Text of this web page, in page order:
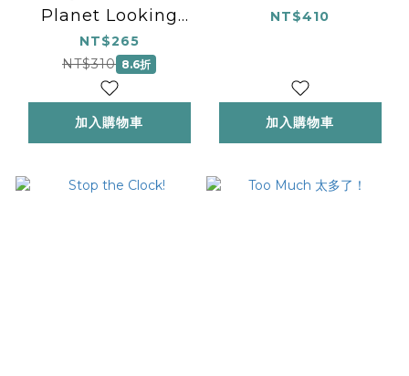
Planet Looking
after nature
activity book
NT$265
NT$310 8.6折
加入購物車
NT$410
加入購物車